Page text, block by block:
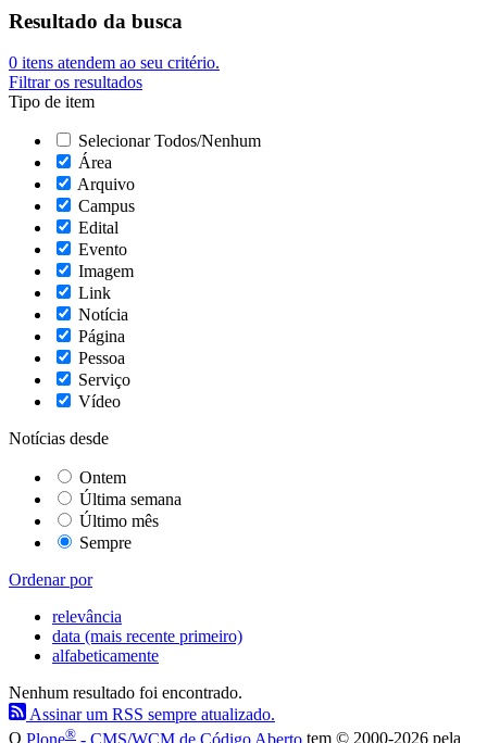
Resultado da busca
0 itens atendem ao seu critério.
Filtrar os resultados
Tipo de item
Selecionar Todos/Nenhum
Área
Arquivo
Campus
Edital
Evento
Imagem
Link
Notícia
Página
Pessoa
Serviço
Vídeo
Notícias desde
Ontem
Última semana
Último mês
Sempre
Ordenar por
relevância
data (mais recente primeiro)
alfabeticamente
Nenhum resultado foi encontrado.
Assinar um RSS sempre atualizado.
O Plone® - CMS/WCM de Código Aberto tem © 2000-2026 pela